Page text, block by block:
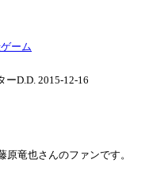
ーム
ーD.D. 2015-12-16
竜也さんのファンです。